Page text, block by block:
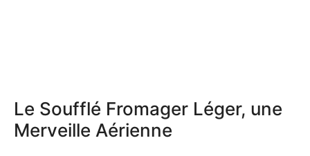
Le Soufflé Fromager Léger, une
Merveille Aérienne